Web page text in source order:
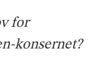
for
konsernet?